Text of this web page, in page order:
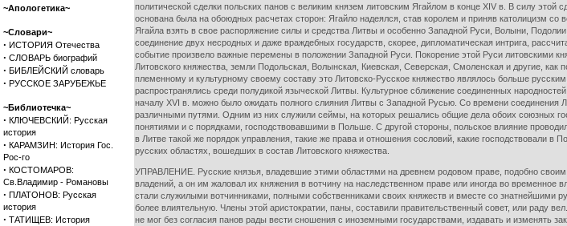
~Апологетика~
~Словари~
· ИСТОРИЯ Отечества
· СЛОВАРЬ биографий
· БИБЛЕЙСКИЙ словарь
· РУССКОЕ ЗАРУБЕЖЬЕ
~Библиотечка~
· КЛЮЧЕВСКИЙ: Русская
история
· КАРАМЗИН: История Гос.
Рос-го
· КОСТОМАРОВ:
Св.Владимир - Романовы
· ПЛАТОНОВ: Русская
история
· ТАТИЩЕВ: История
политической сделки польских панов с великим князем литовским Ягайлом в конце XIV в. В силу этой
основана была на обоюдных расчетах сторон: Ягайло надеялся, став королем и приняв католицизм
Ягайла взять в свое распоряжение силы и средства Литвы и особенно Западной Руси, Волыни,
соединение двух несродных и даже враждебных государств, скорее, дипломатическая интрига,
событие произвело важные перемены в положении Западной Руси. Покорение этой Руси литовскими
Литовского княжества, земли Подольская, Волынская, Киевская, Северская, Смоленская и другие,
племенному и культурному своему составу это Литовско-Русское княжество являлось больше
распространялись среди полудикой языческой Литвы. Культурное сближение соединенных
началу XVI в. можно было ожидать полного слияния Литвы с Западной Русью. Со времени соединения
различными путями. Одним из них служили сеймы, на которых решались общие дела обоих союзных
понятиями и с порядками, господствовавшими в Польше. С другой стороны, польское влияние
в Литве такой же порядок управления, такие же права и отношения сословий, какие господствовали
русских областях, вошедших в состав Литовского княжества.
УПРАВЛЕНИЕ. Русские князья, владевшие этими областями на древнем родовом праве, подобно своим
владений, а он им жаловал их княжения в вотчину на наследственном праве или иногда во
стали служилыми вотчинниками, полными собственниками своих княжеств и вместе со знатнейшими
более влиятельную. Члены этой аристократии, паны, составили правительственный совет, или раду
не мог без согласия панов рады вести сношения с иноземными государствами, издавать и изменять